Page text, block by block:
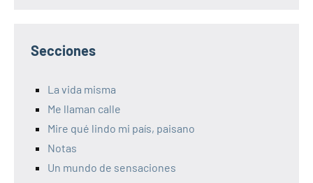
Secciones
La vida misma
Me llaman calle
Mire qué lindo mi país, paisano
Notas
Un mundo de sensaciones